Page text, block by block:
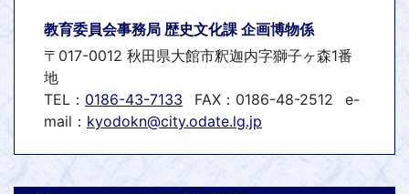
教育委員会事務局 歴史文化課 企画博物係
〒017-0012 秋田県大館市釈迦内字獅子ヶ森1番
地
TEL： 0186-43-7133 FAX：0186-48-2512
e-
mail： kyodokn@city.odate.lg.jp